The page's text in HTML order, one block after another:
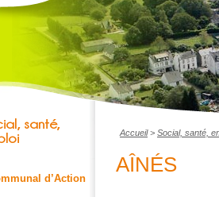
d’Action
Accueil> Social, santé,
AÎNÉS